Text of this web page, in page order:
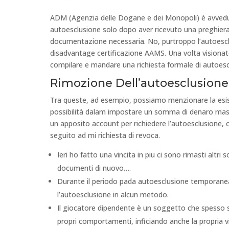
ADM (Agenzia delle Dogane e dei Monopoli) è
autoesclusione solo dopo aver ricevuto una
documentazione necessaria. No, purtroppo
disadvantage certificazione AAMS. Una volta
compilare e mandare una richiesta formale di
Rimozione
Tra queste, ad esempio, possiamo menzionare la
possibilità dalam impostare un somma di denaro
un apposito account per richiedere
seguito ad mi richiesta di revoca.
Ieri ho fatto una vincita in piu ci sono rimasti altri
documenti di nuovo….
Durante il periodo pada autoesclusione
l’autoesclusione in alcun metodo.
Il giocatore dipendente è un soggetto che spesso
propri comportamenti, inficiando anche la propria